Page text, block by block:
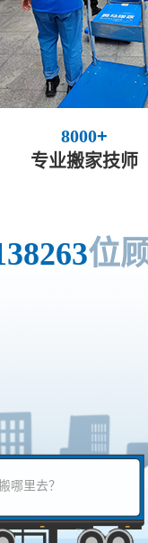
8000+
专业搬家技师
位